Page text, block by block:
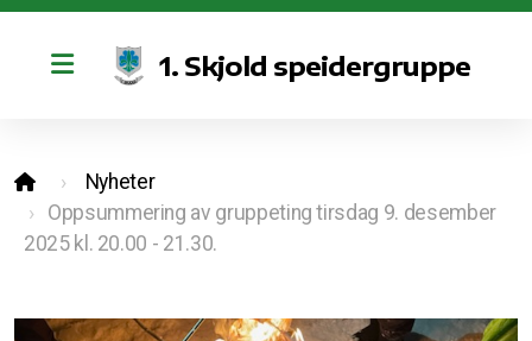
1. Skjold speidergruppe
Nyheter
Oppsummering av gruppeting tirsdag 9. desember
2025 kl. 20.00 - 21.30.
Vedtekter